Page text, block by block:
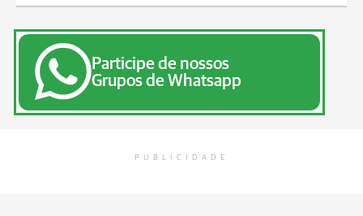
Participe de nossos
Grupos de Whatsapp
PUBLICIDADE